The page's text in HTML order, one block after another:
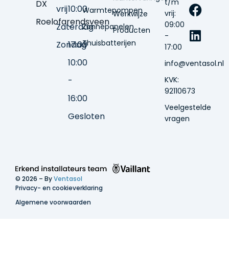
DX
Roelofarendsveen
vrij
Zaterdag
Zondag
10:00
-
17:00
10:00
-
16:00
Gesloten
Warmtepompen
Zonnepanelen
Thuisbatterijen
Werkwijze
Producten
vrij:
09:00
-
17:00
info@ventasol.nl
KVK:
92110673
Veelgestelde
vragen
© 2026 – ByVentasol
Privacy- en cookieverklaring
Algemene voorwaarden